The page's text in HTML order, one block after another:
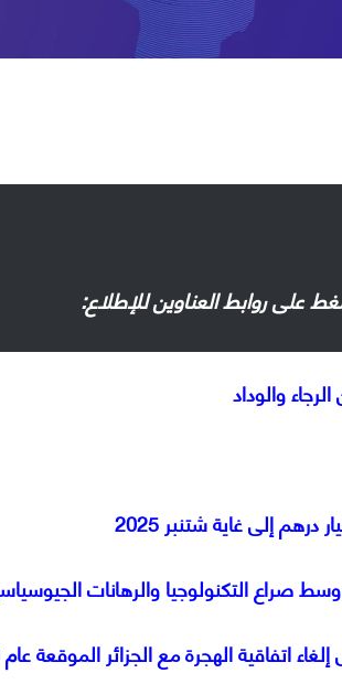
والوداد
صراع التكنولوجيا والرهانات
الهجرة مع الجزائر الموقعة عام 1968